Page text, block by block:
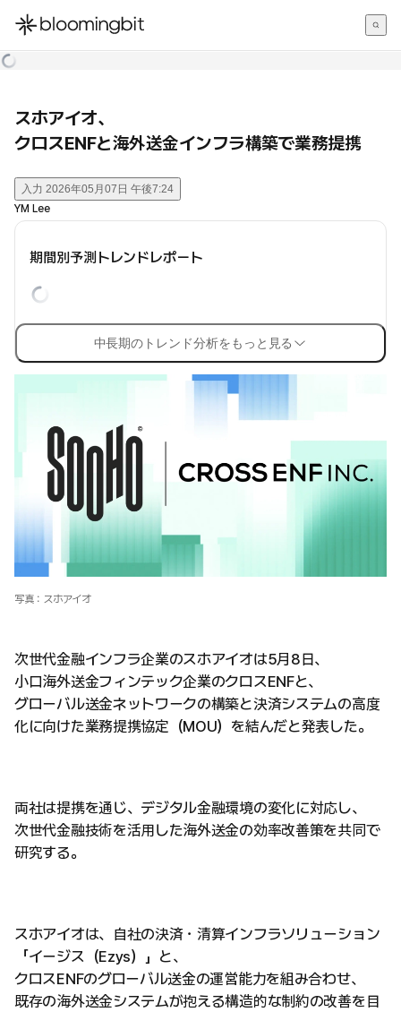
한국어
スホアイオ、
クロスENFと海外送金インフラ構築で業務提携
入力 2026年05月07日 午後7:24
YM Lee
期間別予測トレンドレポート
中長期のトレンド分析をもっと見る
写真：スホアイオ
次世代金融インフラ企業のスホアイオは5月8日、
小口海外送金フィンテック企業のクロスENFと、
グローバル送金ネットワークの構築と決済システムの高度
化に向けた業務提携協定（MOU）を結んだと発表した。
両社は提携を通じ、デジタル金融環境の変化に対応し、
次世代金融技術を活用した海外送金の効率改善策を共同で
研究する。
スホアイオは、自社の決済・清算インフラソリューション
「イージス（Ezys）」と、
クロスENFのグローバル送金の運営能力を組み合わせ、
既存の海外送金システムが抱える構造的な制約の改善を目